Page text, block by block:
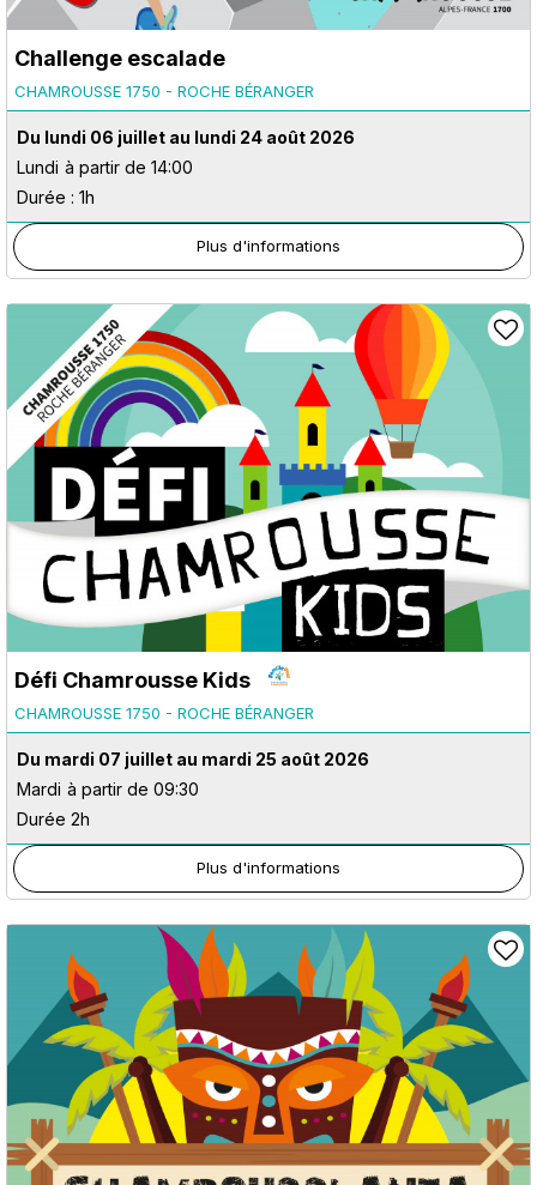
Challenge escalade
CHAMROUSSE 1750 - ROCHE BÉRANGER
Du lundi 06 juillet au lundi 24 août 2026
Lundi à partir de 14:00
Durée : 1h
Plus d'informations
Défi Chamrousse Kids
CHAMROUSSE 1750 - ROCHE BÉRANGER
Du mardi 07 juillet au mardi 25 août 2026
Mardi à partir de 09:30
Durée 2h
Plus d'informations